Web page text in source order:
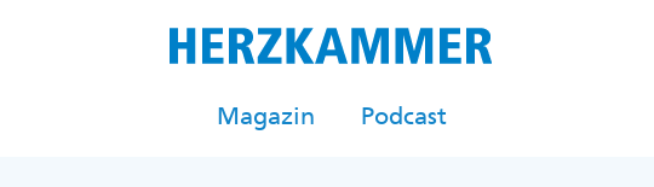
Magazin Podcast